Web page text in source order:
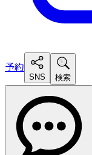
予約
SNS 検索